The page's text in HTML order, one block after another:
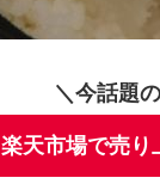
＼今話題
楽天市場で売り